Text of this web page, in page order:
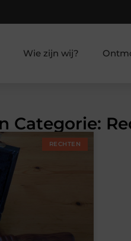
Wie zijn wij?
Categorie:
RECHTEN